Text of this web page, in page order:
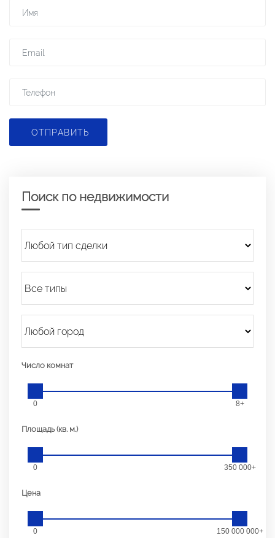
ОТПРАВИТЬ
Поиск по недвижимости
Число комнат
0 8+
Площадь (кв. м.)
0 350 000+
Цена
0 150 000 000+